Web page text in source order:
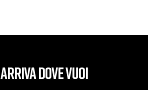
ARRIVA DOVE VUOI